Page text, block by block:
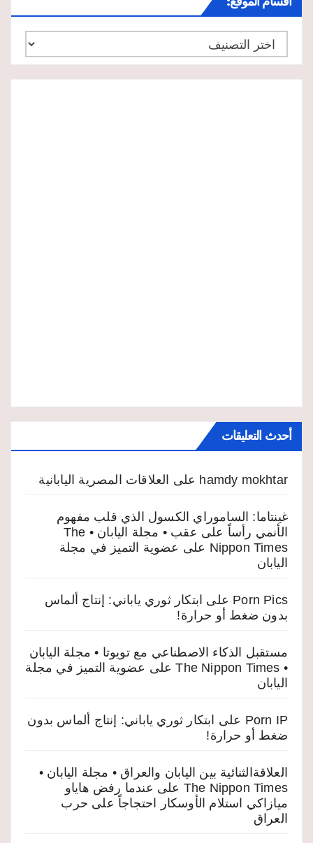
أقسام
الموقع:
أحدث التعليقات
hamdy mokhtar على العلاقات المصرية اليابانية
غينتاما: الساموراي الكسول الذي قلب مفهوم
الأنمي رأساً على عقب • مجلة اليابان • The
Nippon Times على عضوية التميز في مجلة
اليابان
Porn Pics على ابتكار ثوري ياباني: إنتاج ألماس
بدون ضغط أو حرارة!
مستقبل الذكاء الاصطناعي مع تويوتا • مجلة اليابان
• The Nippon Times
على عضوية التميز في مجلة
اليابان
Porn IP على
ابتكار ثوري ياباني: إنتاج ألماس بدون
ضغط أو حرارة!
العلاقةالثنائية بين اليابان والعراق • مجلة اليابان •
The Nippon Times على عندما رفض هاياو
ميازاكي استلام الأوسكار احتجاجاً على حرب
العراق